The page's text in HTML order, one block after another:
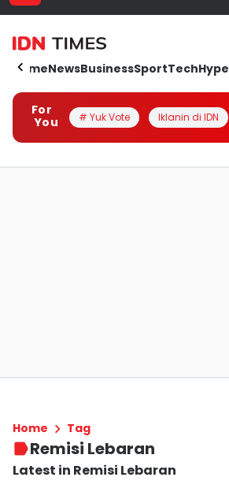
HomeNewsBusinessSportTechHype
For
You
# Yuk Vote Iklanin di IDN
Home Tag
Remisi Lebaran
Latest in Remisi Lebaran